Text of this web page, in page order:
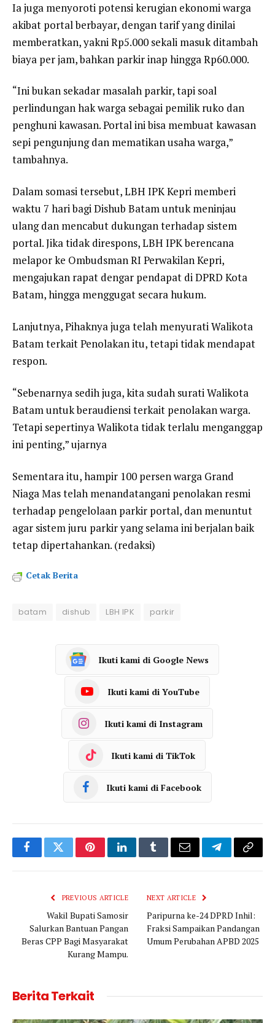
Ia juga menyoroti potensi kerugian ekonomi warga
akibat portal berbayar, dengan tarif yang dinilai
memberatkan, yakni Rp5.000 sekali masuk ditambah
biaya per jam, bahkan parkir inap hingga Rp60.000.
“Ini bukan sekadar masalah parkir, tapi soal
perlindungan hak warga sebagai pemilik ruko dan
penghuni kawasan. Portal ini bisa membuat kawasan
sepi pengunjung dan mematikan usaha warga,”
tambahnya.
Dalam somasi tersebut, LBH IPK Kepri memberi
waktu 7 hari bagi Dishub Batam untuk meninjau
ulang dan mencabut dukungan terhadap sistem
portal. Jika tidak direspons, LBH IPK berencana
melapor ke Ombudsman RI Perwakilan Kepri,
mengajukan rapat dengar pendapat di DPRD Kota
Batam, hingga menggugat secara hukum.
Lanjutnya, Pihaknya juga telah menyurati Walikota
Batam terkait Penolakan itu, tetapi tidak mendapat
respon.
“Sebenarnya sedih juga, kita sudah surati Walikota
Batam untuk beraudiensi terkait penolakan warga.
Tetapi sepertinya Walikota tidak terlalu menganggap
ini penting,” ujarnya
Sementara itu, hampir 100 persen warga Grand
Niaga Mas telah menandatangani penolakan resmi
terhadap pengelolaan parkir portal, dan menuntut
agar sistem juru parkir yang selama ini berjalan baik
tetap dipertahankan. (redaksi)
Cetak Berita
batam dishub LBH IPK parkir
Ikuti kami di Google News
Ikuti kami di YouTube
Ikuti kami di Instagram
Ikuti kami di TikTok
Ikuti kami di Facebook
FacebookTwitterPinterestLinkedInTumblrEmail TelegramCopy
PREVIOUS ARTICLE
Wakil Bupati Samosir
Salurkan Bantuan Pangan
Beras CPP Bagi Masyarakat
Kurang Mampu.
NEXT ARTICLE
Paripurna ke-24 DPRD Inhil:
Fraksi Sampaikan Pandangan
Umum Perubahan APBD 2025
Berita Terkait